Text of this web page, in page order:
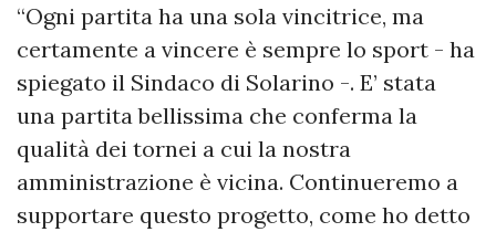
“Ogni partita ha una sola vincitrice, ma
certamente a vincere è sempre lo sport - ha
spiegato il Sindaco di Solarino -. E’ stata
una partita bellissima che conferma la
qualità dei tornei a cui la nostra
amministrazione è vicina. Continueremo a
supportare questo progetto, come ho detto